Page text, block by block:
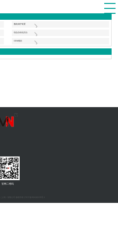
微机保护装置
综合自动化后台
ODM项目
官网二维码